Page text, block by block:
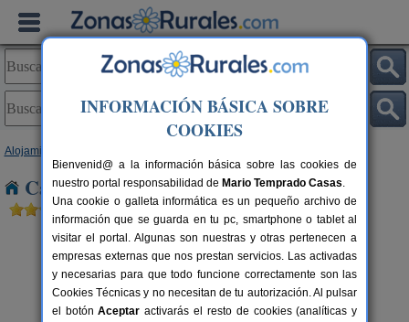
Alojamientos
Casas Rurales cerca de Valsequillo
INFORMACIÓN BÁSICA SOBRE
COOKIES
Bienvenid@ a la información básica sobre las cookies de
nuestro portal responsabilidad de Mario Temprado Casas.
Una cookie o galleta informática es un pequeño archivo de
información que se guarda en tu pc, smartphone o tablet al
visitar el portal. Algunas son nuestras y otras pertenecen a
empresas externas que nos prestan servicios. Las activadas
y necesarias para que todo funcione correctamente son las
Cookies Técnicas y no necesitan de tu autorización. Al pulsar
el botónAceptar activarás el resto de cookies (analíticas y